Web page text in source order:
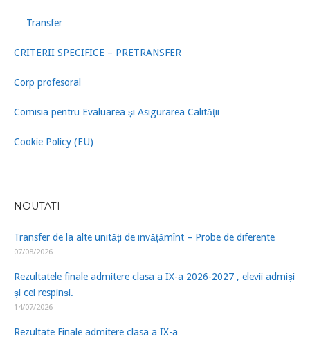
Transfer
CRITERII SPECIFICE – PRETRANSFER
Corp profesoral
Comisia pentru Evaluarea şi Asigurarea Calităţii
Cookie Policy (EU)
NOUTATI
Transfer de la alte unități de invățămînt – Probe de diferente
07/08/2026
Rezultatele finale admitere clasa a IX-a 2026-2027 , elevii admiși
și cei respinși.
14/07/2026
Rezultate Finale admitere clasa a IX-a